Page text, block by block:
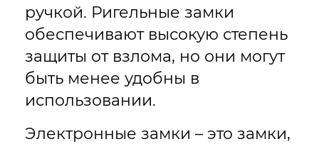
ручкой. Ригельные замки
обеспечивают высокую степень
защиты от взлома, но они могут
быть менее удобны в
использовании.
Электронные замки – это замки,